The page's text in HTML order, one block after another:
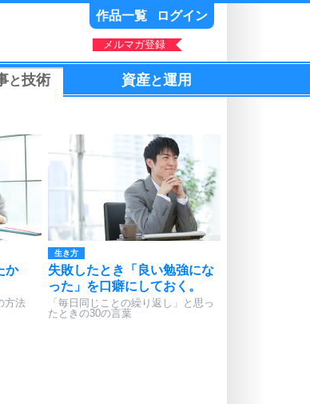
作品一覧 ログイン
メルマガ登録
と技術 資産と運用
か
方法
生き方
失敗したとき「良い勉強にな
った」を口癖にしておく。
「毎日同じことの繰り返し」と思っ
たときの30の言葉